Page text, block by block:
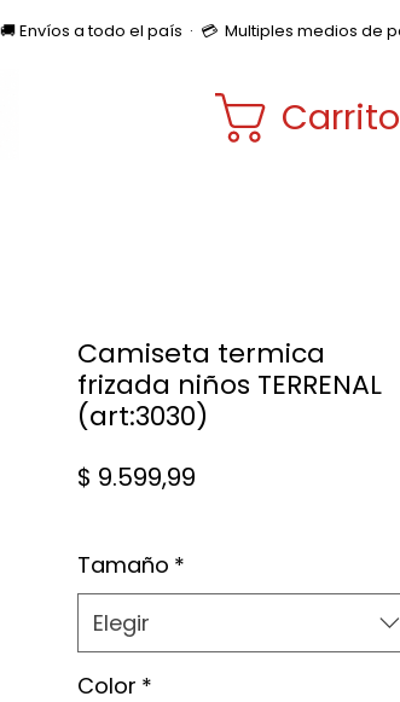
Carrito
Camiseta termica
frizada niños TERRENAL
(art:3030)
$ 9.599,99
Tamaño *
Elegir
Color *